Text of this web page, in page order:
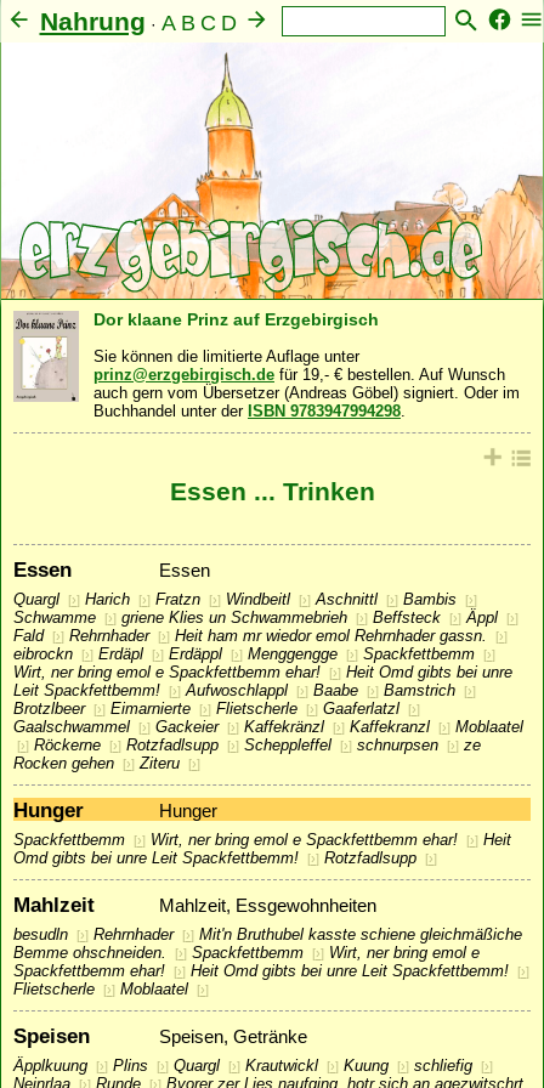
Nahrung · A B C D
N
Geist·
Sonstiges
Dor klaane Prinz auf Erzgebirgisch
Sie können die limitierte Auflage unter
prinz@erzgebirgisch.de für 19,- € bestellen. Auf Wunsch
auch gern vom Übersetzer (Andreas Göbel) signiert. Oder im
Buchhandel unter der ISBN 9783947994298.
Essen ... Trinken
Essen Essen
Quargl [›] Harich [›] Fratzn [›] Windbeitl [›] Aschnittl [›] Bambis [›]
Schwamme [›] griene Klies un Schwammebrieh [›] Beffsteck [›] Äppl [›]
Fald [›] Rehrnhader [›] Heit ham mr wiedor emol Rehrnhader gassn. [›]
eibrockn [›] Erdäpl [›] Erdäppl [›] Menggengge [›] Spackfettbemm [›]
Wirt, ner bring emol e Spackfettbemm ehar! [›] Heit Omd gibts bei unre
Leit Spackfettbemm!
[›] Aufwoschlappl [›] Baabe [›] Bamstrich [›]
Brotzlbeer [›] Eimarnierte [›] Flietscherle [›] Gaaferlatzl [›]
Gaalschwammel [›] Gackeier [›] Kaffekränzl [›] Kaffekranzl [›] Moblaatel
[›] Röckerne [›] Rotzfadlsupp [›] Scheppleffel [›] schnurpsen [›] ze
Rocken gehen
[›] Ziteru [›]
Hunger Hunger
Spackfettbemm [›] Wirt, ner bring emol e Spackfettbemm ehar! [›] Heit
Omd gibts bei unre Leit Spackfettbemm!
[›] Rotzfadlsupp [›]
Mahlzeit Mahlzeit, Essgewohnheiten
besudln [›] Rehrnhader [›] Mit'n Bruthubel kasste schiene gleichmäßiche
Bemme ohschneiden.
[›] Spackfettbemm [›] Wirt, ner bring emol e
Spackfettbemm ehar!
[›] Heit Omd gibts bei unre Leit Spackfettbemm! [›]
Flietscherle [›] Moblaatel [›]
Speisen Speisen, Getränke
Äpplkuung [›] Plins [›] Quargl [›] Krautwickl [›] Kuung [›] schliefig [›]
Neinrlaa [›] Runde [›] Bvorer zer Lies naufging, hotr sich an agezwitschrt